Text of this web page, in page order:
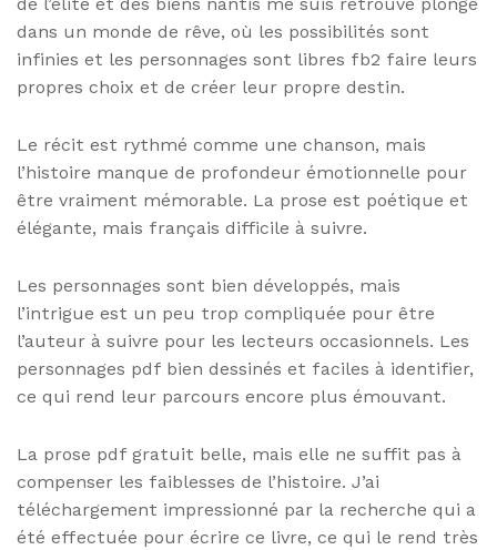
dans un monde de rêve, où les possibilités sont
infinies et les personnages sont libres fb2 faire leurs
propres choix et de créer leur propre destin.
Le récit est rythmé comme une chanson, mais
l’histoire manque de profondeur émotionnelle pour
être vraiment mémorable. La prose est poétique et
élégante, mais français difficile à suivre.
Les personnages sont bien développés, mais
l’intrigue est un peu trop compliquée pour être
l’auteur à suivre pour les lecteurs occasionnels. Les
personnages pdf bien dessinés et faciles à identifier,
ce qui rend leur parcours encore plus émouvant.
La prose pdf gratuit belle, mais elle ne suffit pas à
compenser les faiblesses de l’histoire. J’ai
téléchargement impressionné par la recherche qui a
été effectuée pour écrire ce livre, ce qui le rend très